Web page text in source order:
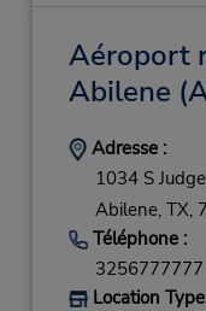
Aéroport
Abilene
Adresse :
1034 S
Abilene, TX,
Téléphone :
3256777777
Location